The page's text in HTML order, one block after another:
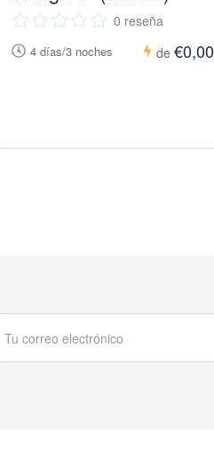
0 reseña
4 días/3 noches de €0,00